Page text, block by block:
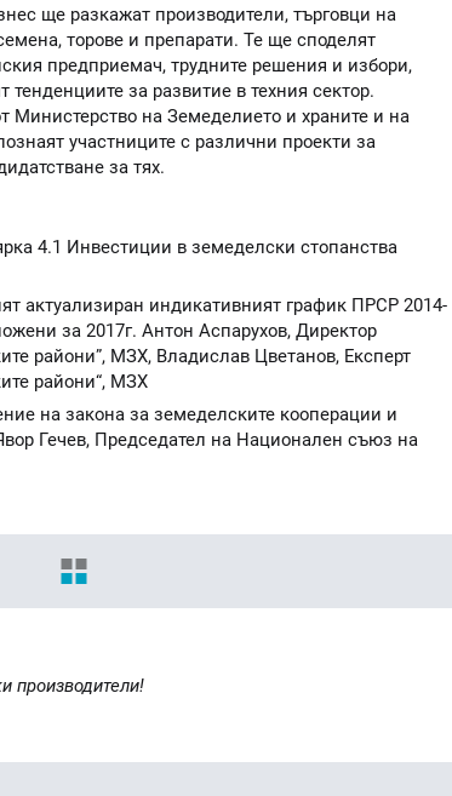
ще разкажат производители, търговци на
торове и препарати. Те ще споделят
предприемач, трудните решения и избори,
за развитие в техния сектор.
Министерство на Земеделието и храните и на
участниците с различни проекти за
за тях.
4.1 Инвестиции в земеделски стопанства
актуализиран индикативният график ПРСР 2014-
за 2017г. Антон Аспарухов, Директор
райони”, МЗХ, Владислав Цветанов, Експерт
райони“, МЗХ
на закона за земеделските кооперации и
Гечев, Председател на Национален съюз на
производители!